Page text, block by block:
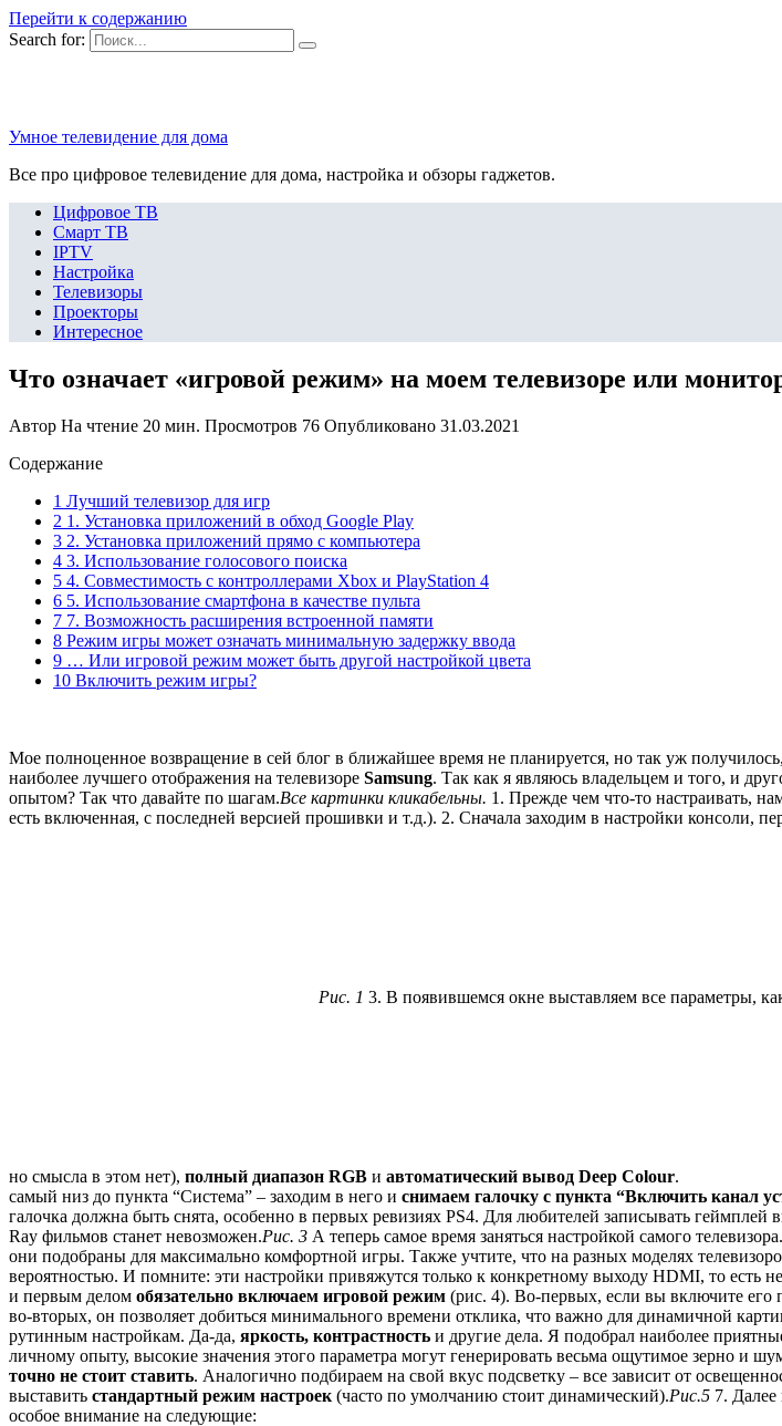
Перейти к содержанию
Search for:
Умное телевидение для дома
Все про цифровое телевидение для дома, настройка и обзоры гаджетов.
Цифровое ТВ
Смарт ТВ
IPTV
Настройка
Телевизоры
Проекторы
Интересное
Что означает «игровой режим» на моем телевизоре или
Автор На чтение 20 мин. Просмотров 76 Опубликовано 31.03.2021
Содержание
1 Лучший телевизор для игр
2 1. Установка приложений в обход Google Play
3 2. Установка приложений прямо с компьютера
4 3. Использование голосового поиска
5 4. Совместимость с контроллерами Xbox и PlayStation 4
6 5. Использование смартфона в качестве пульта
7 7. Возможность расширения встроенной памяти
8 Режим игры может означать минимальную задержку ввода
9 … Или игровой режим может быть другой настройкой цвета
10 Включить режим игры?
Мое полноценное возвращение в сей блог в ближайшее время не планируется, но так уж
наиболее лучшего отображения на телевизоре Samsung. Так как я являюсь владельцем и того, и
опытом? Так что давайте по шагам.Все картинки кликабельны. 1. Прежде чем что-то настраивать,
есть включенная, с последней версией прошивки и т.д.). 2. Сначала заходим в настройки консоли,
Рис. 1 3. В появившемся окне выставляем все параметры,
но смысла в этом нет), полный диапазон RGB и автоматический вывод Deep Colour.
самый низ до пункта “Система” – заходим в него и снимаем галочку с пункта “Включить канал
галочка должна быть снята, особенно в первых ревизиях PS4. Для любителей записывать
Ray фильмов станет невозможен.Рис. 3 А теперь самое время заняться настройкой самого
они подобраны для максимально комфортной игры. Также учтите, что на разных моделях
вероятностью. И помните: эти настройки привяжутся только к конкретному выходу HDMI, то есть
и первым делом обязательно включаем игровой режим (рис. 4). Во-первых, если вы включите его
во-вторых, он позволяет добиться минимального времени отклика, что важно для динамичной
рутинным настройкам. Да-да, яркость, контрастность и другие дела. Я подобрал наиболее
личному опыту, высокие значения этого параметра могут генерировать весьма ощутимое зерно и
точно не стоит ставить. Аналогично подбираем на свой вкус подсветку – все зависит от
выставить стандартный режим настроек (часто по умолчанию стоит динамический).Рис.5 7.
особое внимание на следующие: